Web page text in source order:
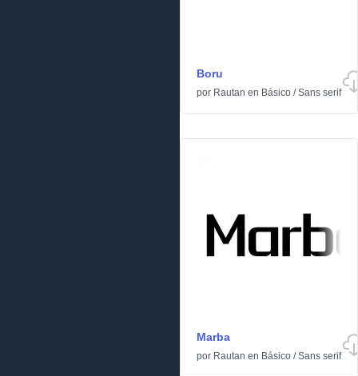
Boru
por Rautan en Básico /Sans serif
Marba
por Rautan en Básico /Sans serif